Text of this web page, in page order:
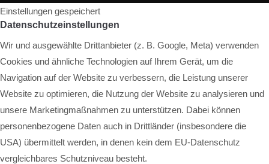
Einstellungen gespeichert
Datenschutzeinstellungen
Wir und ausgewählte Drittanbieter (z. B. Google, Meta) verwenden
Cookies und ähnliche Technologien auf Ihrem Gerät, um die
Navigation auf der Website zu verbessern, die Leistung unserer
Website zu optimieren, die Nutzung der Website zu analysieren und
unsere Marketingmaßnahmen zu unterstützen. Dabei können
personenbezogene Daten auch in Drittländer (insbesondere die
USA) übermittelt werden, in denen kein dem EU-Datenschutz
vergleichbares Schutzniveau besteht.